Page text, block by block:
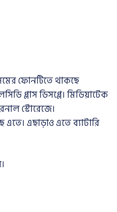
ফোনটিতে থাকছে
প্লাস ডিসপ্লে। মিডিয়াটেক
স্টোরেজে।
এতে। এছাড়াও এতে ব্যাটারি